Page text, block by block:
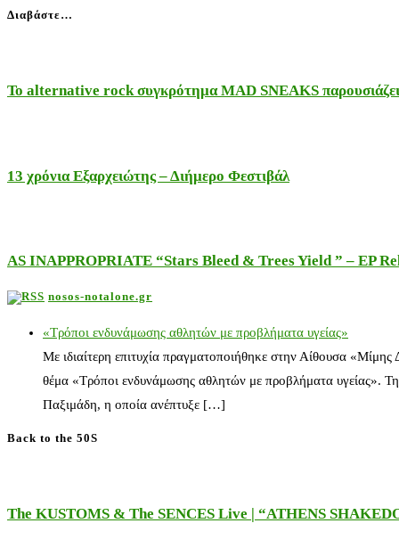
Διαβάστε…
Το alternative rock συγκρότημα MAD SNEAKS
13 χρόνια Εξαρχειώτης – Διήμερο Φεστιβάλ
AS INAPPROPRIATE “Stars Bleed & Trees Yield ” – EP
nosos-notalone.gr
«Τρόποι ενδυνάμωσης αθλητών με προβλήματα υγείας»
Με ιδιαίτερη επιτυχία πραγματοποιήθηκε στην Αίθουσα
θέμα «Τρόποι ενδυνάμωσης αθλητών με προβλήματα υγείας».
Παξιμάδη, η οποία ανέπτυξε […]
Back to the 50S
The KUSTOMS & The SENCES Live | “ATHENS